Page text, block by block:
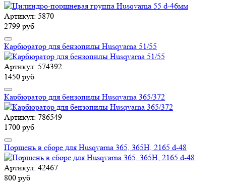
Артикул: 5870
2799 руб
Карбюратор для бензопилы Husqvarna 51/55
Артикул: 574392
1450 руб
Карбюратор для бензопилы Husqvarna 365/372
Артикул: 786549
1700 руб
Поршень в сборе для Husqvarna 365, 365H, 2165 d-48
Артикул: 42467
800 руб